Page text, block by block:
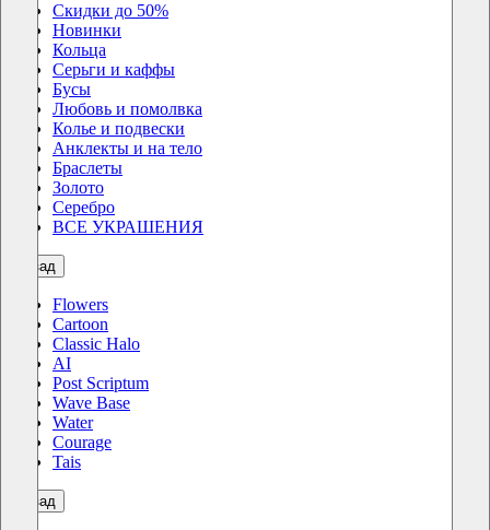
Скидки до 50%
Новинки
Кольца
Серьги и каффы
Бусы
Любовь и помолвка
Колье и подвески
Анклекты и на тело
Браслеты
Золото
Серебро
ВСЕ УКРАШЕНИЯ
назад
Flowers
Cartoon
Classic Halo
AI
Post Scriptum
Wave Base
Water
Courage
Tais
назад